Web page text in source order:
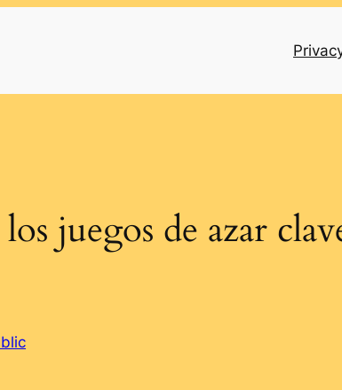
juegos de azar